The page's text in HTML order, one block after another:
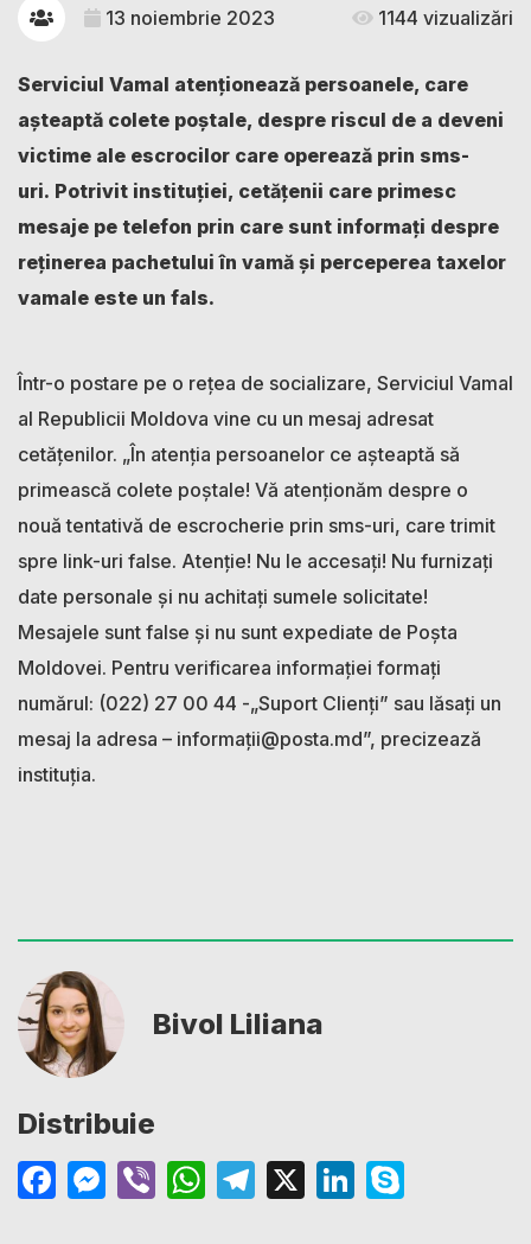
13 noiembrie 2023 1144 vizualizări
Serviciul Vamal atenționează persoanele, care
așteaptă colete poștale, despre riscul de a deveni
victime ale escrocilor care operează prin sms-
uri. Potrivit instituției, cetățenii care primesc
mesaje pe telefon prin care sunt informați despre
reținerea pachetului în vamă și perceperea taxelor
vamale este un fals.
Într-o postare pe o rețea de socializare, Serviciul Vamal
al Republicii Moldova vine cu un mesaj adresat
cetățenilor. „În atenția persoanelor ce așteaptă să
primească colete poștale! Vă atenționăm despre o
nouă tentativă de escrocherie prin sms-uri, care trimit
spre link-uri false. Atenție! Nu le accesați! Nu furnizați
date personale și nu achitați sumele solicitate!
Mesajele sunt false și nu sunt expediate de Poșta
Moldovei. Pentru verificarea informației formați
numărul: (022) 27 00 44 -„Suport Clienți” sau lăsați un
mesaj la adresa – informații@posta.md”, precizează
instituția.
Bivol Liliana
Distribuie
Facebook
Messenger
ViberWhatsApp
Telegram
X LinkedIn